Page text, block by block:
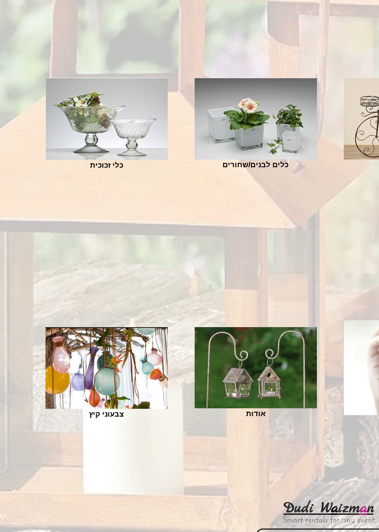
כלי זכוכית כלים לבנים/שחורים
צבעוני קיץ
אודות
Smart rentals for any event
Dudi Waizman